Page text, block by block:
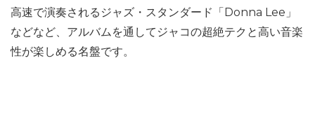
高速で演奏されるジャズ・スタンダード「Donna Lee」
などなど、アルバムを通してジャコの超絶テクと高い音楽
性が楽しめる名盤です。